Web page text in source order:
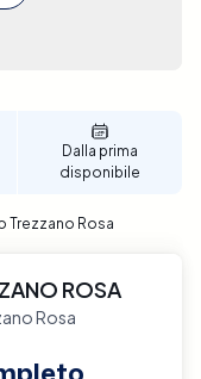
Dalla prima
disponibile
Trezzano Rosa
ROSA
Rosa